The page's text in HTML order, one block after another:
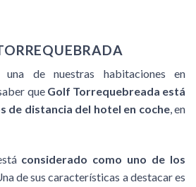
de nuestras habitaciones en
que Golf Torrequebreada está
de distancia del hotel en coche, en
considerado como uno de los
de sus características a destacar es